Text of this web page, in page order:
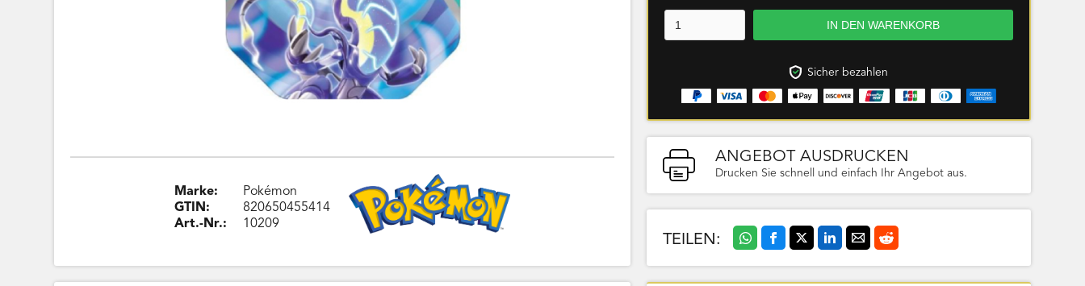
Marke:
GTIN:
Art.-Nr.:
Pokémon
820650455414
10209
Sicher bezahlen
ANGEBOT AUSDRUCKEN
Drucken Sie schnell und einfach Ihr Angebot aus.
TEILEN: